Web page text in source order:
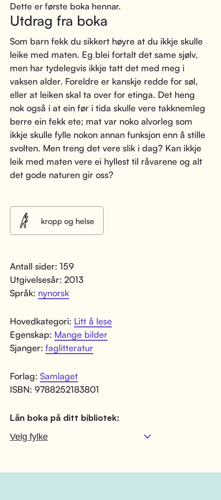
Dette er første boka hennar.
Utdrag fra boka
Som barn fekk du sikkert høyre at du ikkje skulle
leike med maten. Eg blei fortalt det same sjølv,
men har tydelegvis ikkje tatt det med meg i
vaksen alder. Foreldre er kanskje redde for søl,
eller at leiken skal ta over for etinga. Det heng
nok også i at ein før i tida skulle vere takknemleg
berre ein fekk ete; mat var noko alvorleg som
ikkje skulle fylle nokon annan funksjon enn å stille
svolten. Men treng det vere slik i dag? Kan ikkje
leik med maten vere ei hyllest til råvarene og alt
det gode naturen gir oss?
kropp og helse
Antall sider: 159
Utgivelsesår: 2013
Språk: nynorsk
Hovedkategori: Litt å lese
Egenskap: Mange bilder
Sjanger: faglitteratur
Forlag: Samlaget
ISBN: 9788252183801
Lån boka på ditt bibliotek: